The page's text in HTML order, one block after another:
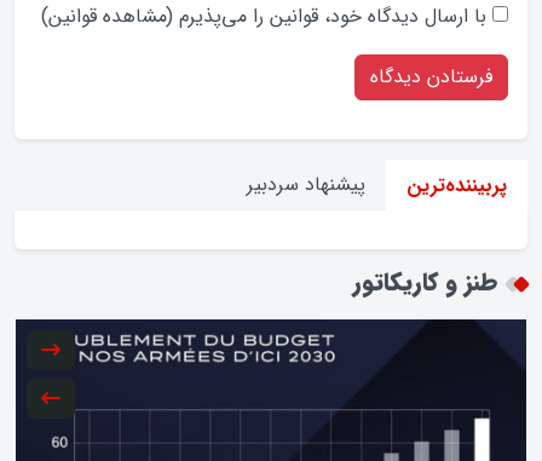
با ارسال دیدگاه‌ خود، قوانین را می‌پذیرم (مشاهده قوانین)
پربیننده‌ترین پیشنهاد سردبیر
طنز و کاریکاتور